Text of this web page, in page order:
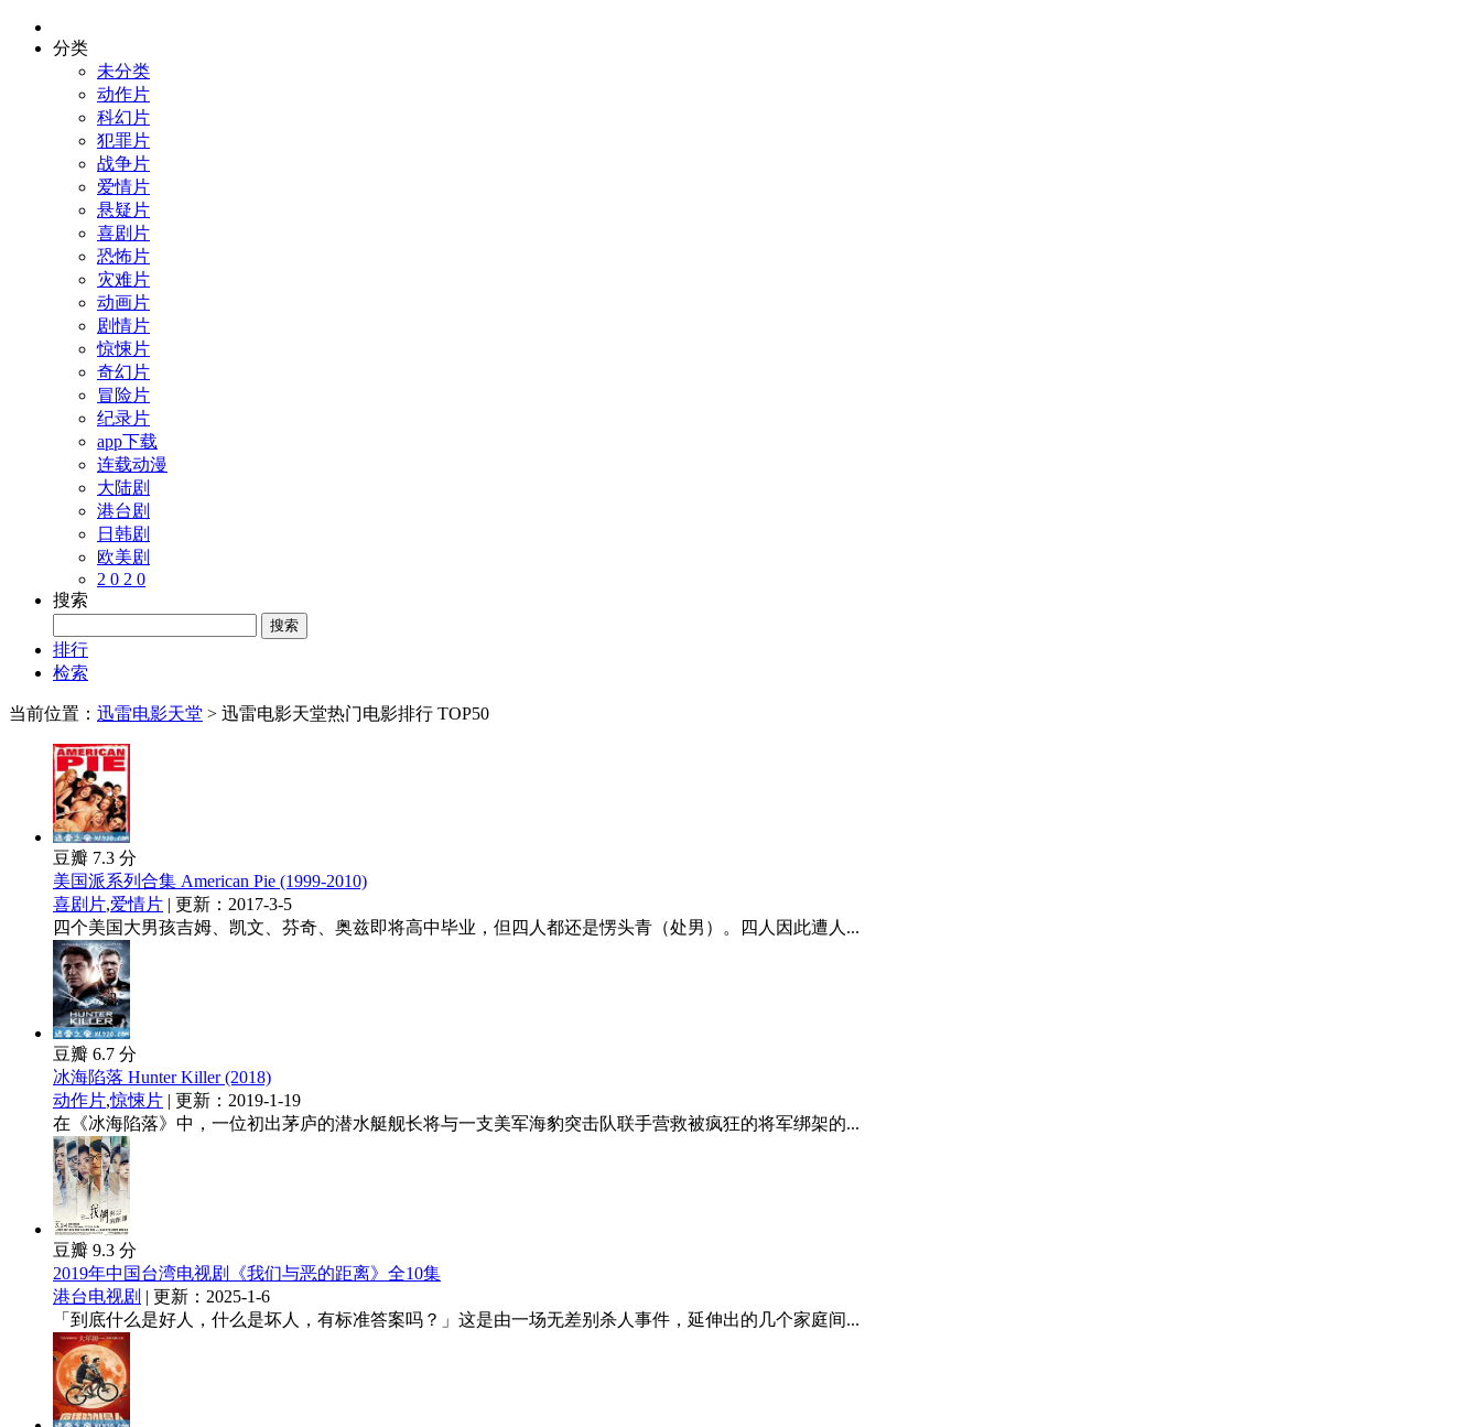
分类
未分类
动作片
科幻片
犯罪片
战争片
爱情片
悬疑片
喜剧片
恐怖片
灾难片
动画片
剧情片
惊悚片
奇幻片
冒险片
纪录片
app下载
连载动漫
大陆剧
港台剧
日韩剧
欧美剧
2 0 2 0
搜索
排行
检索
当前位置： 迅雷电影天堂 > 迅雷电影天堂热门电影排行 TOP50
豆瓣 7.3 分
美国派系列合集 American Pie (1999-2010)
喜剧片,爱情片 | 更新：2017-3-5
四个美国大男孩吉姆、凯文、芬奇、奥兹即将高中毕业，但四人都还是愣头青（处男）。四人因此遭人...
豆瓣 6.7 分
冰海陷落 Hunter Killer (2018)
动作片,惊悚片 | 更新：2019-1-19
在《冰海陷落》中，一位初出茅庐的潜水艇舰长将与一支美军海豹突击队联手营救被疯狂的将军绑架的...
豆瓣 9.3 分
2019年中国台湾电视剧《我们与恶的距离》全10集
港台电视剧 | 更新：2025-1-6
「到底什么是好人，什么是坏人，有标准答案吗？」这是由一场无差别杀人事件，延伸出的几个家庭间...